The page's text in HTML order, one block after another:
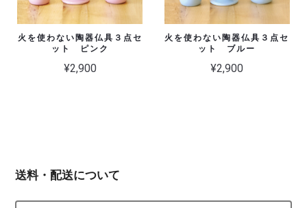
火を使わない陶器仏具３点セ
ット ピンク
¥2,900
火を使わない陶器仏具３点セ
ット ブルー
¥2,900
送料・配送について